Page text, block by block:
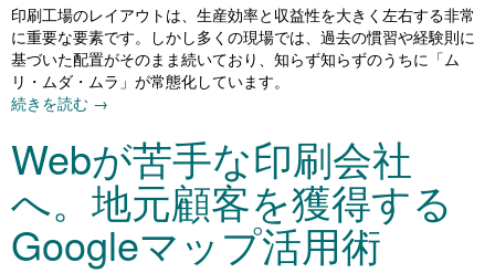
印刷工場のレイアウトは、生産効率と収益性を大きく左右する非常
に重要な要素です。しかし多くの現場では、過去の慣習や経験則に
基づいた配置がそのまま続いており、知らず知らずのうちに「ム
リ・ムダ・ムラ」が常態化しています。
続きを読む →
Webが苦手な印刷会社
へ。地元顧客を獲得する
Googleマップ活用術